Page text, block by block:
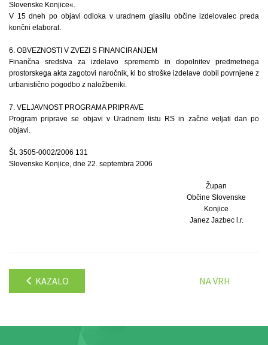
Slovenske Konjice«.
V 15 dneh po objavi odloka v uradnem glasilu občine izdelovalec preda
končni elaborat.
6. OBVEZNOSTI V ZVEZI S FINANCIRANJEM
Finančna sredstva za izdelavo sprememb in dopolnitev predmetnega
prostorskega akta zagotovi naročnik, ki bo stroške izdelave dobil povrnjene z
urbanistično pogodbo z naložbeniki.
7. VELJAVNOST PROGRAMA PRIPRAVE
Program priprave se objavi v Uradnem listu RS in začne veljati dan po
objavi.
Št. 3505-0002/2006 131
Slovenske Konjice, dne 22. septembra 2006
Župan
Občine Slovenske
Konjice
Janez Jazbec l.r.
KAZALO NA VRH